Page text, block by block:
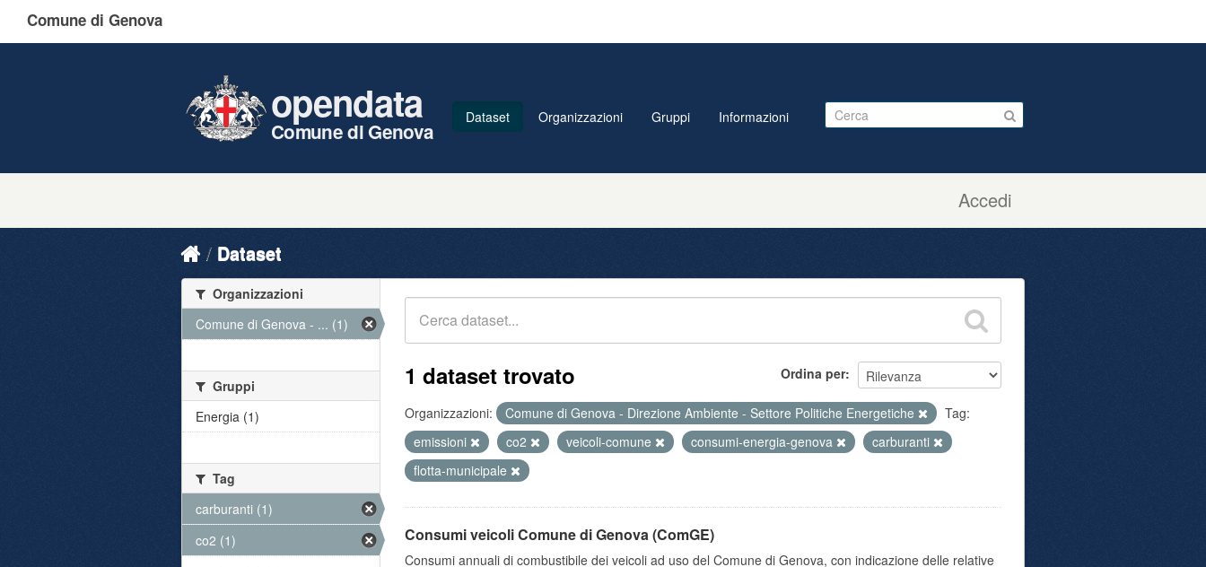
Comune di Genova
Accedi
opendata
Comune di Genova
Dataset Organizzazioni Gruppi Informazioni
Dataset
Ordina per
1 dataset trovato
Organizzazioni: Comune di Genova - Direzione Ambiente - Settore Politiche Energetiche
Tag:
emissioni
co2 veicoli-comune consumi-energia-genova
carburanti
flotta-municipale
Consumi veicoli Comune di Genova (ComGE)
Consumi annuali di combustibile dei veicoli ad uso del Comune di Genova, con indicazione delle relative
Organizzazioni
Comune di Genova - ... (1)
Gruppi
Energia (1)
Tag
carburanti (1)
co2 (1)